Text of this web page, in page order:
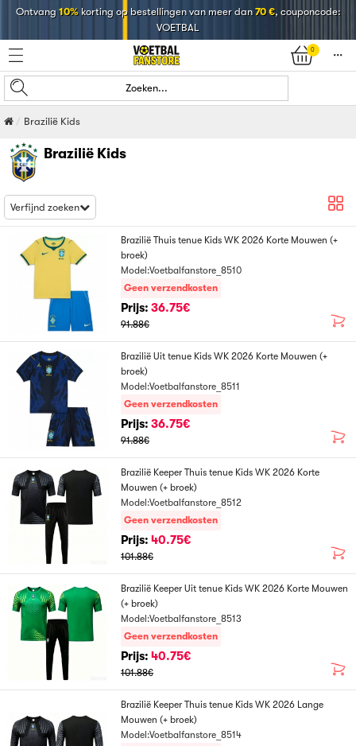
Ontvang 10%korting op bestellingen van meer dan70 €, couponcode:
VOETBAL
0
󰄒
Zoeken...
Brazilië Kids
Brazilië Kids
Verfijnd zoeken
Brazilië Thuis tenue Kids WK 2026 Korte Mouwen (+
broek)
Model:Voetbalfanstore_8510
Geen verzendkosten
Prijs: 36.75€
91.88€
Brazilië Uit tenue Kids WK 2026 Korte Mouwen (+
broek)
Model:Voetbalfanstore_8511
Geen verzendkosten
Prijs: 36.75€
91.88€
Brazilië Keeper Thuis tenue Kids WK 2026 Korte
Mouwen (+ broek)
Model:Voetbalfanstore_8512
Geen verzendkosten
Prijs: 40.75€
101.88€
Brazilië Keeper Uit tenue Kids WK 2026 Korte Mouwen
(+ broek)
Model:Voetbalfanstore_8513
Geen verzendkosten
Prijs: 40.75€
101.88€
Brazilië Keeper Thuis tenue Kids WK 2026 Lange
Mouwen (+ broek)
Model:Voetbalfanstore_8514